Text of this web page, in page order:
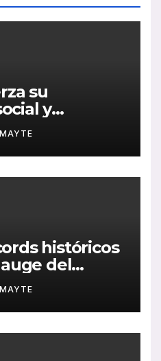
su
y
con la
Memoria
MAYTE
históricos
del
en San
MAYTE